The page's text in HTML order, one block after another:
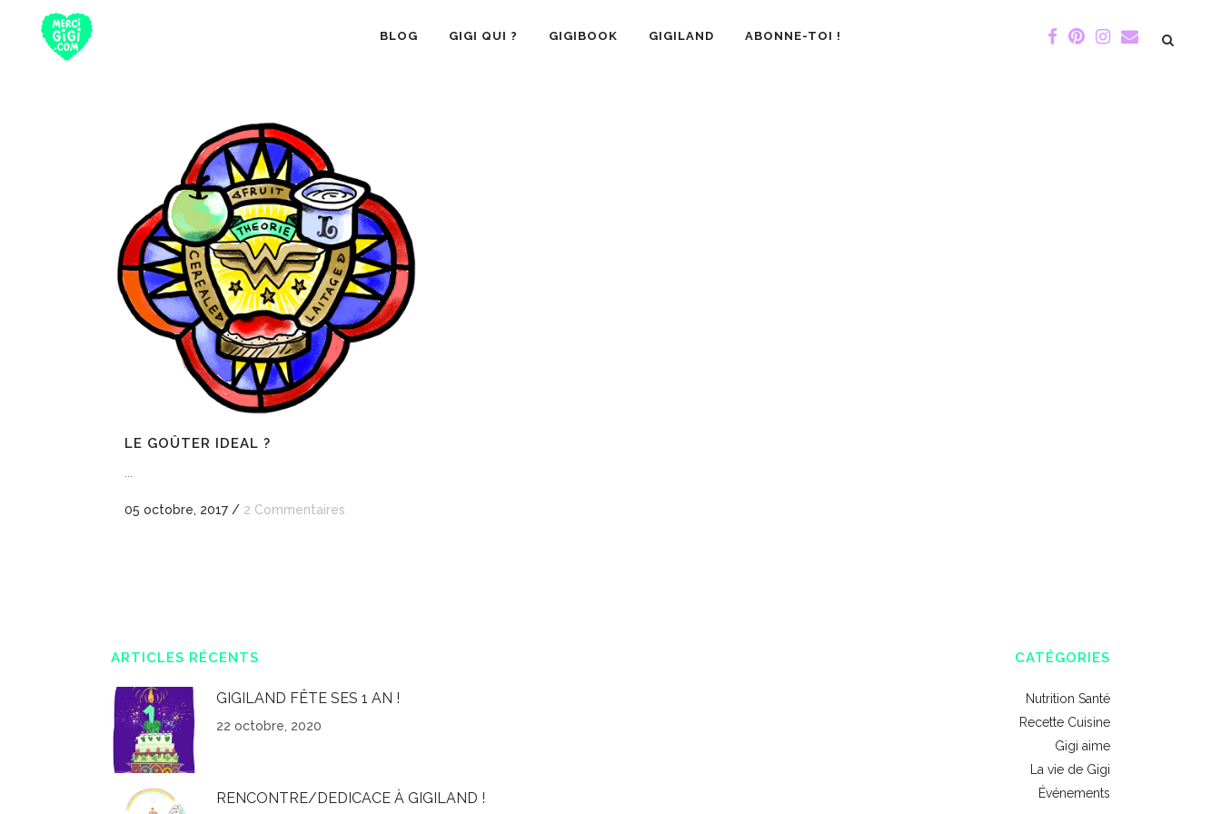
BLOG GIGI QUI ? GIGIBOOK GIGILAND ABONNE-TOI !
LE GOÛTER IDEAL ?
...
05 octobre, 2017 / 2 Commentaires
ARTICLES RÉCENTS
GIGILAND FÊTE SES 1 AN !
22 octobre, 2020
RENCONTRE/DEDICACE À GIGILAND !
CATÉGORIES
Nutrition Santé
Recette Cuisine
Gigi aime
La vie de Gigi
Événements